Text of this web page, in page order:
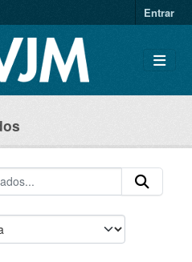
Entrar